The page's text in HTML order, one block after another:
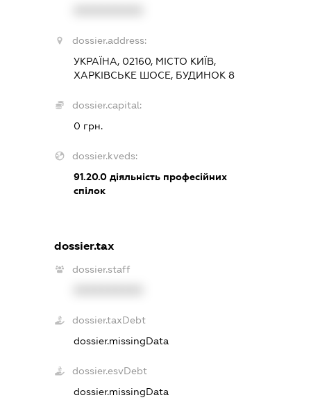
dossier.address:
УКРАЇНА, 02160, МІСТО КИЇВ,
ХАРКІВСЬКЕ ШОСЕ, БУДИНОК 8
dossier.capital:
0 грн.
dossier.kveds:
91.20.0 діяльність професійних
спілок
dossier.tax
dossier.staff
dossier.taxDebt
dossier.missingData
dossier.esvDebt
dossier.missingData